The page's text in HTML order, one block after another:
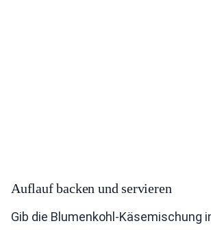
Auflauf backen und servieren
Gib die Blumenkohl-Käsemischung